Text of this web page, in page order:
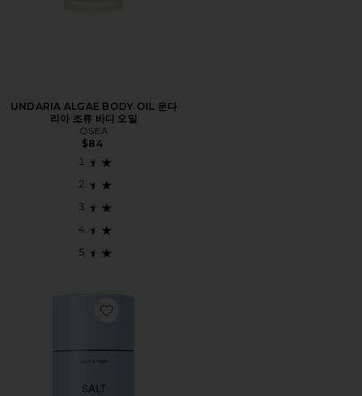
UNDARIA ALGAE BODY OIL 운다
리아 조류 바디 오일
OSEA
$84
Favorite LILY & YUZU DEODORANT 릴리 & 유자 데오도